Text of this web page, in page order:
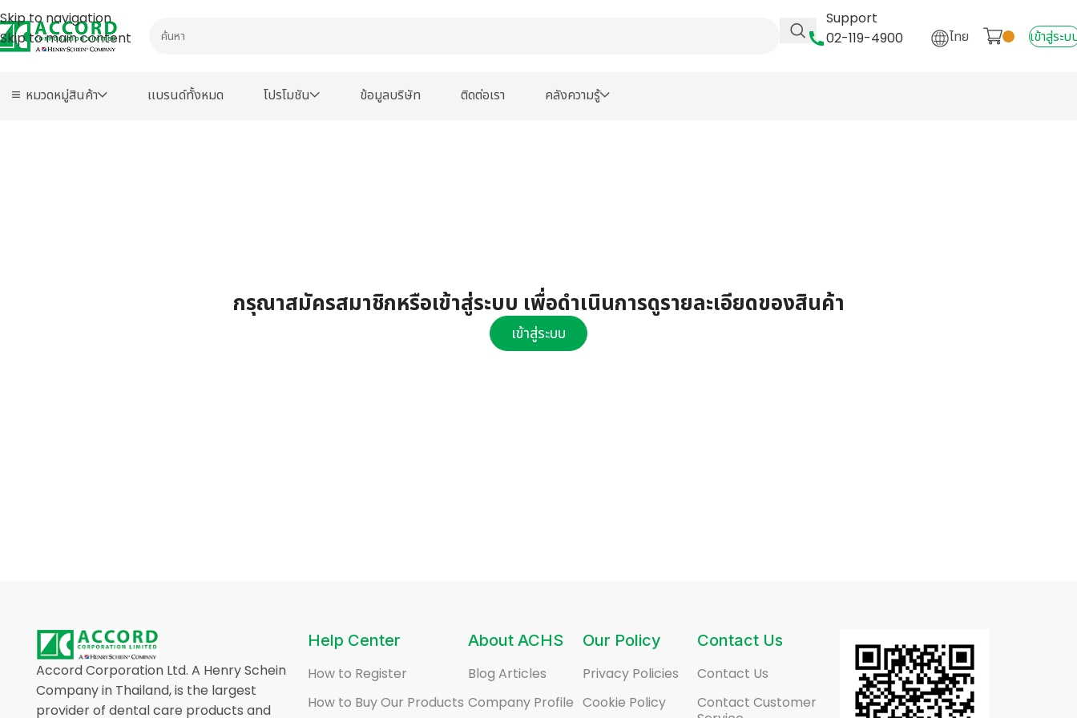
Skip to navigation
Skip to main content
Support
02-119-4900
ไทย เข้าสู่ระบ
หมวดหมู่สินค้า เเบรนด์ทั้งหมด โปรโมชัน ข้อมูลบริษัท ติดต่อเรา คลังความรู้
กรุณาสมัครสมาชิกหรือเข้าสู่ระบบ เพื่อดำเนินการดูรายละเอียดของสินค้า
เข้าสู่ระบบ
Accord Corporation Ltd. A Henry Schein
Company in Thailand, is the largest
provider of dental care products and
Help Center
How to Register
How to Buy Our Products
About ACHS
Blog Articles
Company Profile
Our Policy
Privacy Policies
Cookie Policy
Contact Us
Contact Us
Contact Customer